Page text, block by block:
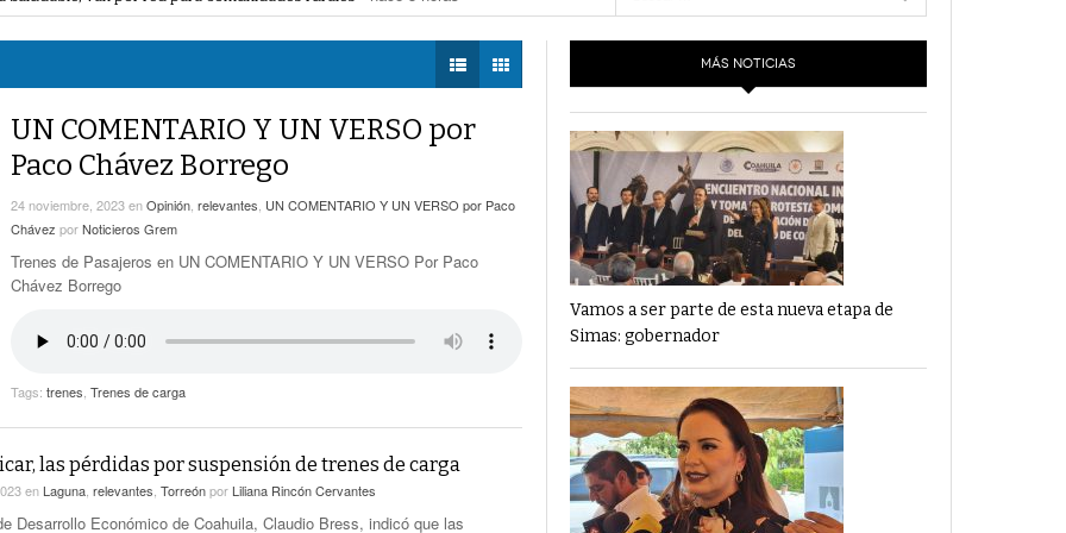
Avance De 33 Por Ciento - hace 7 horas -
No Hubo Daños A Obras Del Sistema Vial
Abastos- Independencia Por Las Lluvias
8 horas -
Coparmex Laguna Se Reunirá Con CFE La
Próxima Semana
TWEETS AND
ESTÉREO GALLITO
Financiamiento’ Por PC29
‘La Laguna: Bomba De Tiempo Por Falta De
Planeación’ Por PC29- 17 mayo, 2021
‘Las Corrupciones, Sus Formas Y Efectos’ Por
PC29- 7 mayo, 2021
ciudadano a 50 jueces en 2028- hace 6 horas -
Lerdo; cámaras captan a responsables- hace 6 horas -
de lotes baldíos
UN COMENTARIO Y UN VERSO por
Paco Chávez Borrego
24 noviembre, 2023enOpinión relevantes UN COMENTARIO Y UN VERSO por Paco
Chávez porNoticieros Grem
Trenes de Pasajeros en UN COMENTARIO Y UN VERSO Por Paco
Chávez Borrego
Tags: trenes Trenes de carga
las pérdidas por suspensión de trenes de carga
en Laguna relevantes Torreónpor Liliana Rincón Cervantes
Desarrollo Económico de Coahuila, Claudio Bress, indicó que las
MÁS NOTICIAS
Vamos a ser parte de esta nueva etapa de
Simas: gobernador